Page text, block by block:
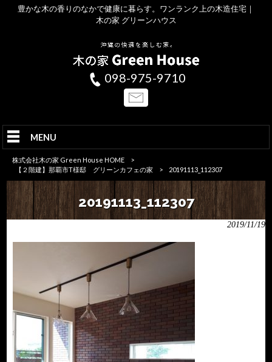
豊かな木の香りのなかで健康に暮らす。ワンランク上の木造住宅｜
木の家 グリーンハウス
098-975-9710
MENU
株式会社木の家 Green House HOME
>
【２階建】那覇市T様邸 グリーンカフェの家
> 20191113_112307
20191113_112307
2019/11/19